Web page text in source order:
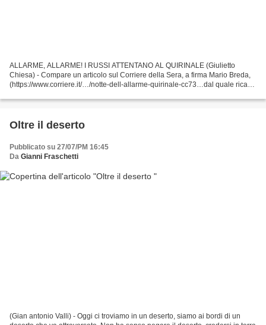
ALLARME, ALLARME! I RUSSI ATTENTANO AL QUIRINALE (Giulietto
Chiesa) - Compare un articolo sul Corriere della Sera, a firma Mario Breda,
(https://www.corriere.it/…/notte-dell-allarme-quirinale-cc73…dal quale ricavo
Oltre il deserto
Pubblicato su 27/07/PM 16:45
Da Gianni Fraschetti
(Gian antonio Valli) - Oggi ci troviamo in un deserto, siamo ai bordi di un